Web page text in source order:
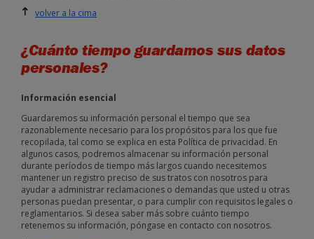
volver a la cima
¿Cuánto tiempo guardamos sus datos
personales?
Información esencial
Guardaremos su información personal el tiempo que sea
razonablemente necesario para los propósitos para los que fue
recopilada, tal como se explica en esta Política de privacidad. En
algunos casos, podremos almacenar su información personal
durante períodos de tiempo más largos cuando necesitemos
mantener un registro preciso de sus tratos con nosotros para
ayudar a administrar reclamaciones o demandas que usted u otras
personas puedan presentar, o para cumplir con requisitos legales o
reglamentarios. Si desea saber más sobre cuánto tiempo
retenemos su información, póngase en contacto con nosotros.